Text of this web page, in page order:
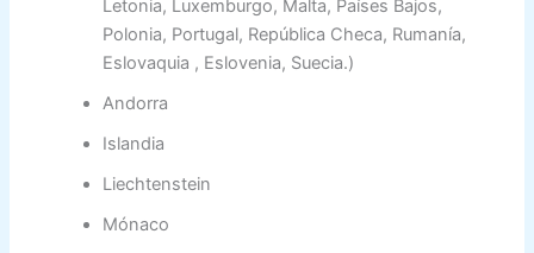
Letonia, Luxemburgo, Malta, Países Bajos,
Polonia, Portugal, República Checa, Rumanía,
Eslovaquia , Eslovenia, Suecia.)
Andorra
Islandia
Liechtenstein
Mónaco